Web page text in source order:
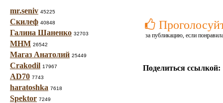
mr.seniv 45225
Скилеф 40848
Галина Шаненко 32703
МНМ 26542
Магаз Анатолий 25449
Crakodil 17967
AD70 7743
haratoshka 7618
Spektor 7249
за публикацию, если
Поделиться ссылкой: